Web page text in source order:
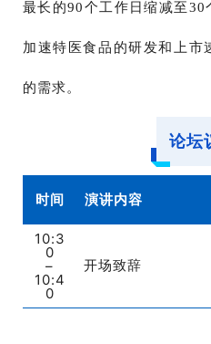
最长的90个工作日缩减至
加速特医食品的研发和上市
的需求。
论坛
时间 演讲内容
10:3
0
–
10:4
0
开场致辞